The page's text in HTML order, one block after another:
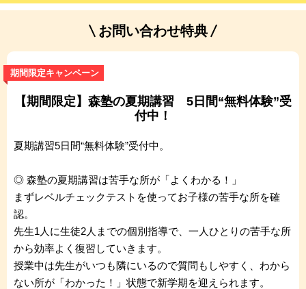
お問い合わせ特典
期間限定キャンペーン
【期間限定】森塾の夏期講習 5日間“無料体験”受
付中！
夏期講習5日間“無料体験”受付中。
◎ 森塾の夏期講習は苦手な所が「よくわかる！」
まずレベルチェックテストを使ってお子様の苦手な所を確
認。
先生1人に生徒2人までの個別指導で、一人ひとりの苦手な所
から効率よく復習していきます。
授業中は先生がいつも隣にいるので質問もしやすく、わから
ない所が「わかった！」状態で新学期を迎えられます。